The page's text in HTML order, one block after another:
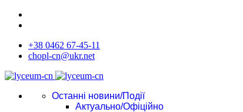
+38 0462 67-45-11
chopl-cn@ukr.net
Останні новини/Події
Актуально/Офіційно